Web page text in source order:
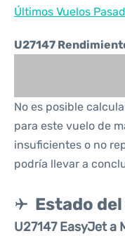
Últimos Vuelos
U27147
No es posible
para este vuelo de
insuficientes o no
podría llevar a
Estado
U27147 EasyJet a